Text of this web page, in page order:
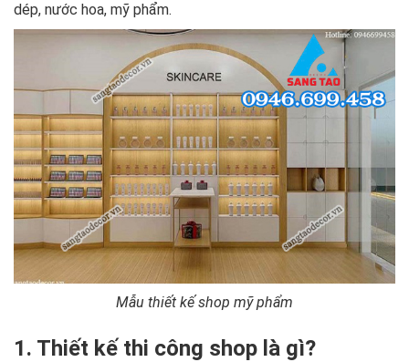
dép, nước hoa, mỹ phẩm.
Mẫu thiết kế shop mỹ phẩm
1. Thiết kế thi công shop là gì?